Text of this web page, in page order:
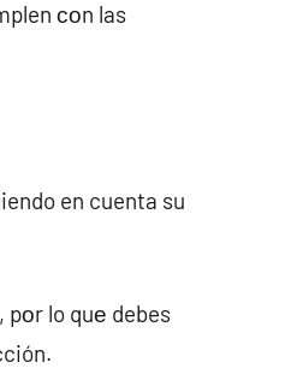
сοn las
en cuenta su
lo quе debes